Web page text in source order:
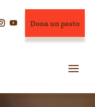
 Dona un pasto